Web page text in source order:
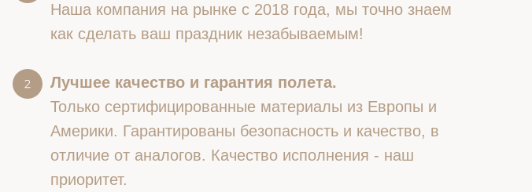
Наша компания на рынке с 2018 года, мы точно знаем
как сделать ваш праздник незабываемым!
Лучшее качество и гарантия полета.
Только сертифицированные материалы из Европы и
Америки. Гарантированы безопасность и качество, в
отличие от аналогов. Качество исполнения - наш
приоритет.